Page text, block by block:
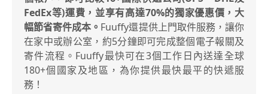
FedEx等)運費，並享有高達70%的獨家優惠價，大
幅節省寄件成本。 Fuuffy還提供上門取件服務，讓你
在家中或辦公室，約5分鐘即可完成整個電子報關及
寄件流程。Fuuffy最快可在3個工作日內送達全球
180+個國家及地區，為你提供最快最平的快遞服
務！